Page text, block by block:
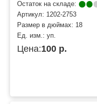
Остаток на складе:
Артикул: 1202-2753
Размер в дюймах: 18
Ед. изм.: уп.
Цена:100 р.